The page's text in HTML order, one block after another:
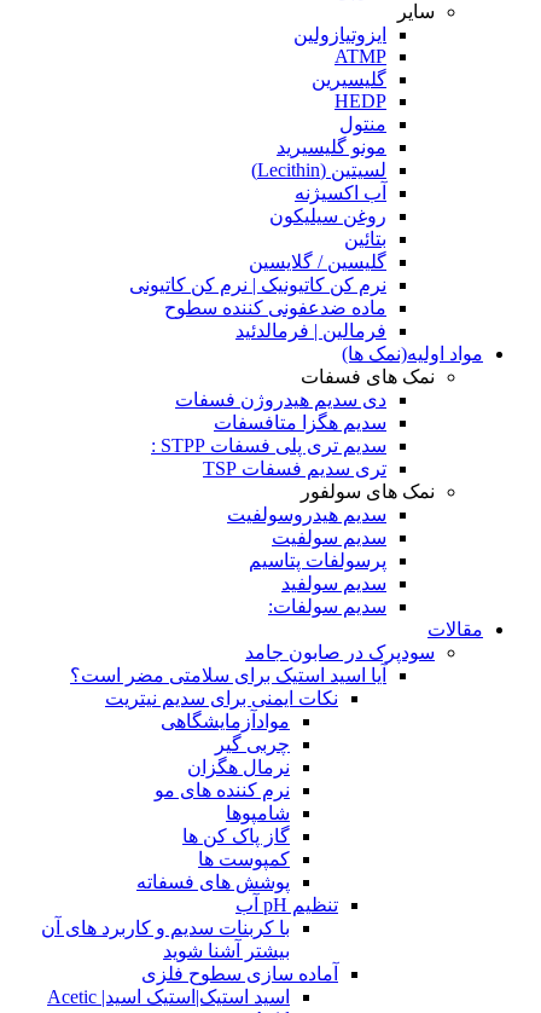
سایر
ایزوتیازولین
ATMP
گلیسیرین
HEDP
منتول
مونو گلیسیرید
لسیتین (Lecithin)
آب اکسیژنه
روغن سیلیکون
بتائین
گلیسین / گلایسین
نرم کن کاتیونیک | نرم کن کاتیونی
ماده ضدعفونی کننده سطوح
فرمالین | فرمالدئید
مواد اولیه(نمک ها)
نمک های فسفات
دی سدیم هیدروژن فسفات
سدیم هگزا متافسفات
سدیم تری پلی فسفات STPP :
تری سدیم فسفات TSP
نمک های سولفور
سدیم هیدروسولفیت
سدیم سولفیت
پرسولفات پتاسیم
سدیم سولفید
سدیم سولفات:
مقالات
سودپرک در صابون جامد
آیا اسید استیک برای سلامتی مضر است؟
نکات ایمنی برای سدیم نیتریت
موادآزمایشگاهی
چربی گیر
نرمال هگزان
نرم کننده های مو
شامپوها
گاز پاک کن ها
کمپوست ها
پوشش های فسفاته
تنظیم pH آب
با کربنات سدیم و کاربرد های آن
بیشتر آشنا شوید
آماده سازی سطوح فلزی
اسید استیک|استیک اسید| Acetic